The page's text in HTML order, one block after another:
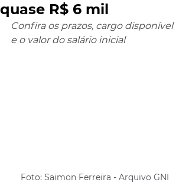
quase R$ 6 mil
Confira os prazos, cargo disponível
e o valor do salário inicial
Foto: Saimon Ferreira - Arquivo GNI